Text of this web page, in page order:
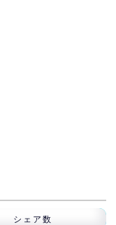
シェア数